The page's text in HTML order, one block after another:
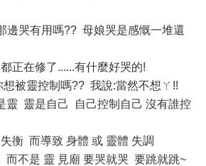
邊哭有用嗎?? 母娘哭是感慨一堆還
正在修了......有什麼好哭的!
被靈控制嗎?? 我說:當然不想ㄚ!!
靈 靈是自己 自己控制自己 沒有誰控
衡 而導致 身體 或 靈體 失調
而不是 靈 見廟 要哭就哭 要跳就跳~